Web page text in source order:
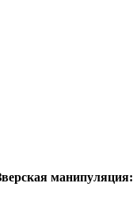
манипуляция: